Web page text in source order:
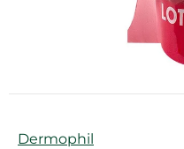
Marque
Dermophil